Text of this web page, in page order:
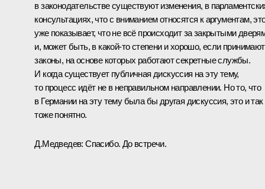
в законодательстве существуют изменения, в
консультациях, что с вниманием относятся к аргументам,
уже показывает, что не всё происходит за закрытыми
и, может быть, в какой‑то степени и хорошо, если
законы, на основе которых работают секретные службы.
И когда существует публичная дискуссия на эту тему,
то процесс идёт не в неправильном направлении. Но то, что
в Германии на эту тему была бы другая дискуссия, это и так
тоже понятно.
Д.Медведев:Спасибо. До встречи.